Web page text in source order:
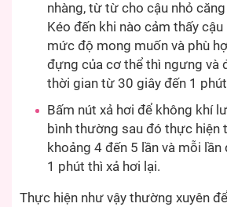
nhàng, từ từ cho cậu nhỏ
Kéo đến khi nào cảm thấy
mức độ mong muốn và phù
đựng của cơ thể thì ngưng và
thời gian từ 30 giây đến 1
Bấm nút xả hơi để không khí
bình thường sau đó thực
khoảng 4 đến 5 lần và mỗi
1 phút thì xả hơi lại.
Thực hiện như vậy thường xuyên